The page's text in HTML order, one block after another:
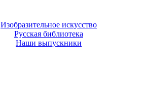
Изобразительное искусство
Русская библиотека
Наши выпускники